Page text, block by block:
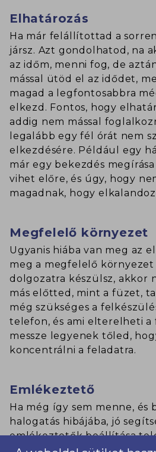
Elhatározás
Ha már felállítottad a
jársz. Azt gondolhatod, na
az időm, menni fog, de
mással ütöd el az idődet,
magad a legfontosabbra
elkezd. Fontos, hogy
addig nem mással
legalább egy fél órát nem
elkezdésére. Például egy
már egy bekezdés
vihet előre, és úgy, hogy
magadnak, hogy
Megfelelő környezet
Ugyanis hiába van meg az
meg a megfelelő környezet
dolgozatra készülsz, akkor
más előtted, mint a füzet,
még szükséges a
telefon, és ami elterelheti a
messze legyenek tőled,
koncentrálni a feladatra.
Emlékeztető
Ha még így sem menne, és
halogatás hibájába, jó
emlékeztetők beállítása